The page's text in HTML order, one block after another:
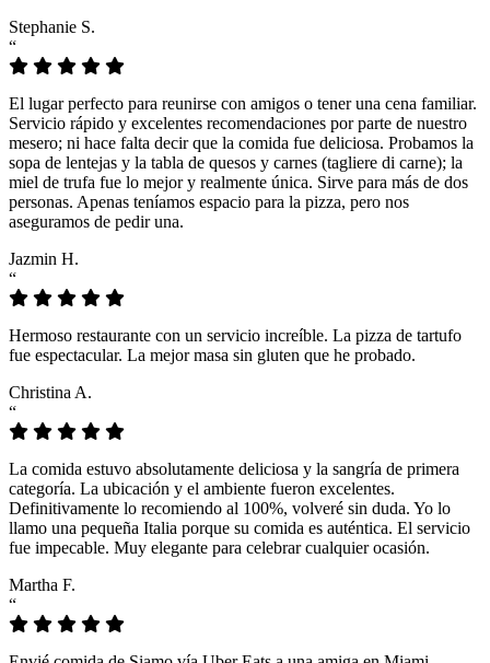
Stephanie S.
“
El lugar perfecto para reunirse con amigos o tener una cena familiar.
Servicio rápido y excelentes recomendaciones por parte de nuestro
mesero; ni hace falta decir que la comida fue deliciosa. Probamos la
sopa de lentejas y la tabla de quesos y carnes (tagliere di carne); la
miel de trufa fue lo mejor y realmente única. Sirve para más de dos
personas. Apenas teníamos espacio para la pizza, pero nos
aseguramos de pedir una.
Jazmin H.
“
Hermoso restaurante con un servicio increíble. La pizza de tartufo
fue espectacular. La mejor masa sin gluten que he probado.
Christina A.
“
La comida estuvo absolutamente deliciosa y la sangría de primera
categoría. La ubicación y el ambiente fueron excelentes.
Definitivamente lo recomiendo al 100%, volveré sin duda. Yo lo
llamo una pequeña Italia porque su comida es auténtica. El servicio
fue impecable. Muy elegante para celebrar cualquier ocasión.
Martha F.
“